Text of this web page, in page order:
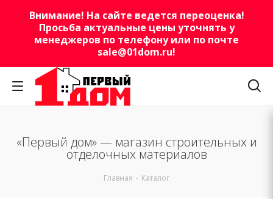
Внимание! На сайте ведется переоценка!
Просьба актуальные цены уточнять у
менеджеров по телефону или по почте
sale@01dom.ru!
«Первый дом» — магазин строительных и
отделочных материалов
Главная - Каталог